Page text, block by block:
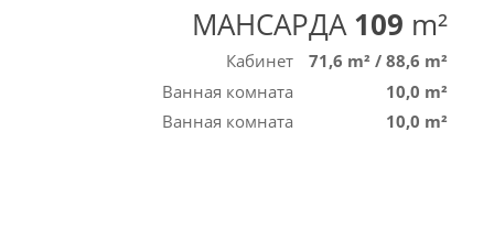
МАНСАРДА109 m²
Кабинет 71,6 m² / 88,6 m²
Ванная комната
10,0 m²
Ванная комната
10,0 m²